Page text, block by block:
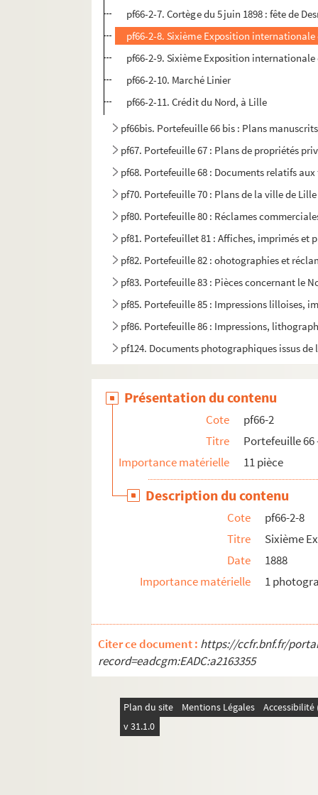
pf66-2-7. Cortège du 5 juin 1898 : fête de
pf66-2-8. Sixième Exposition
pf66-2-9. Sixième Exposition
pf66-2-10. Marché Linier
pf66-2-11. Crédit du Nord, à Lille
pf66bis. Portefeuille 66 bis : Plans
pf67. Portefeuille 67 : Plans de propriétés
pf68. Portefeuille 68 : Documents relatifs
pf70. Portefeuille 70 : Plans de la ville de
pf80. Portefeuille 80 : Réclames
pf81. Portefeuillet 81 : Affiches, imprimés
pf82. Portefeuille 82 : ohotographies et
pf83. Portefeuille 83 : Pièces concernant le
pf85. Portefeuille 85 : Impressions lilloises,
pf86. Portefeuille 86 : Impressions,
pf124. Documents photographiques issus
Présentation du contenu
Cote
pf66-2
Titre
Portefeuille
Importance matérielle
11 pièce
Description du contenu
Cote
pf66-2-8
Titre
Sixième
Date
1888
Importance matérielle
1
Citer ce document : https://ccfr.bnf.fr/
record=eadcgm:EADC:a2163355
Plan du site Mentions Légales
v 31.1.0